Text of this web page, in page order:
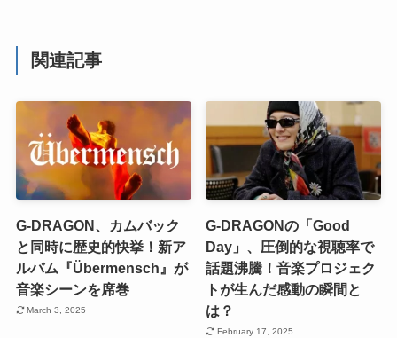
関連記事
G-DRAGON、カムバック
と同時に歴史的快挙！新ア
ルバム『Übermensch』が
音楽シーンを席巻
March 3, 2025
G-DRAGONの「Good
Day」、圧倒的な視聴率で
話題沸騰！音楽プロジェク
トが生んだ感動の瞬間と
は？
February 17, 2025